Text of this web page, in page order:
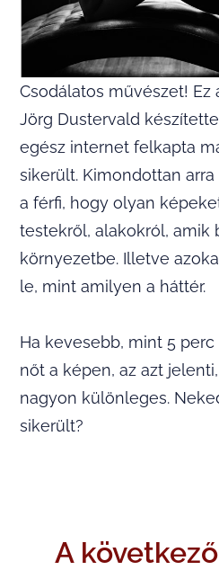
Csodálatos művészet! Ez
Jörg Dustervald
egész internet felkapta
sikerült. Kimondottan
a férfi, hogy olyan
testekről, alakokról, amik
környezetbe. Illetve
le, mint amilyen a háttér.
Ha kevesebb, mint 5
nőt a képen, az azt
nagyon különleges.
sikerült?
A